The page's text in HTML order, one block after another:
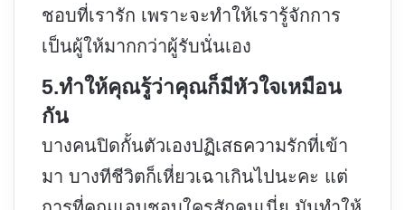
ชอบที่เรารัก เพราะจะทำให้เรารู้จักการ
เป็นผู้ให้มากกว่าผู้รับนั่นเอง
5.ทำให้คุณรู้ว่าคุณก็มีหัวใจเหมือน
กัน
บางคนปิดกั้นตัวเองปฏิเสธความรักที่เข้า
มา บางทีชีวิตก็เหี่ยวเฉาเกินไปนะคะ แต่